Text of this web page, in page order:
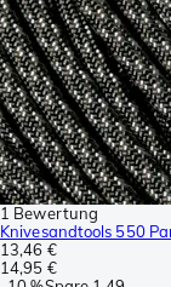
1 Bewertung
Knivesandtools 550
13,46 €
14,95 €